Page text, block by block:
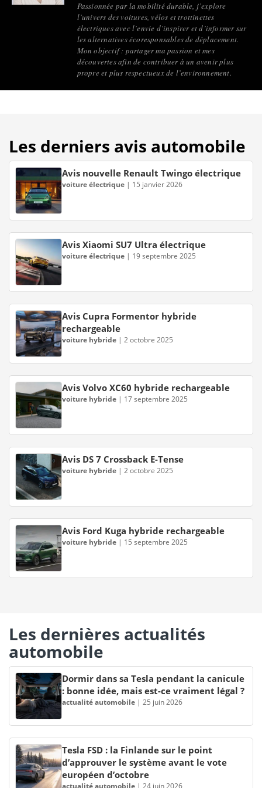
Passionnée par la mobilité durable, j’explore
l’univers des voitures, vélos et trottinettes
électriques avec l’envie d’inspirer et d’informer sur
les alternatives écoresponsables de déplacement.
Mon objectif : partager ma passion et mes
découvertes afin de contribuer à un avenir plus
propre et plus respectueux de l’environnement.
Les derniers avis automobile
Avis nouvelle Renault Twingo électrique
voiture électrique | 15 janvier 2026
Avis Xiaomi SU7 Ultra électrique
voiture électrique | 19 septembre 2025
Avis Cupra Formentor hybride
rechargeable
voiture hybride | 2 octobre 2025
Avis Volvo XC60 hybride rechargeable
voiture hybride | 17 septembre 2025
Avis DS 7 Crossback E-Tense
voiture hybride | 2 octobre 2025
Avis Ford Kuga hybride rechargeable
voiture hybride | 15 septembre 2025
Les dernières actualités
automobile
Dormir dans sa Tesla pendant la canicule
: bonne idée, mais est-ce vraiment légal ?
actualité automobile | 25 juin 2026
Tesla FSD : la Finlande sur le point
d’approuver le système avant le vote
européen d’octobre